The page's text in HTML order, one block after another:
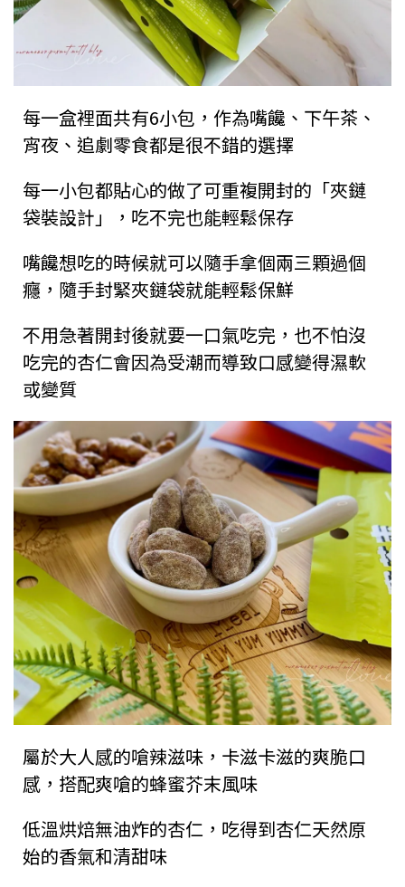
每一盒裡面共有6小包，作為嘴饞、下午茶、
宵夜、追劇零食都是很不錯的選擇
每一小包都貼心的做了可重複開封的「夾鏈
袋裝設計」，吃不完也能輕鬆保存
嘴饞想吃的時候就可以隨手拿個兩三顆過個
癮，隨手封緊夾鏈袋就能輕鬆保鮮
不用急著開封後就要一口氣吃完，也不怕沒
吃完的杏仁會因為受潮而導致口感變得濕軟
或變質
屬於大人感的嗆辣滋味，卡滋卡滋的爽脆口
感，搭配爽嗆的蜂蜜芥末風味
低溫烘焙無油炸的杏仁，吃得到杏仁天然原
始的香氣和清甜味